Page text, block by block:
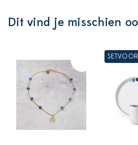
Dit vind je misschien